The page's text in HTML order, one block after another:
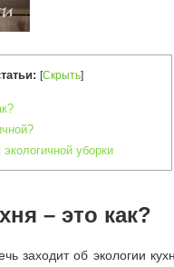
[Скрыть]
уборки
– это как?
заходит об экологии